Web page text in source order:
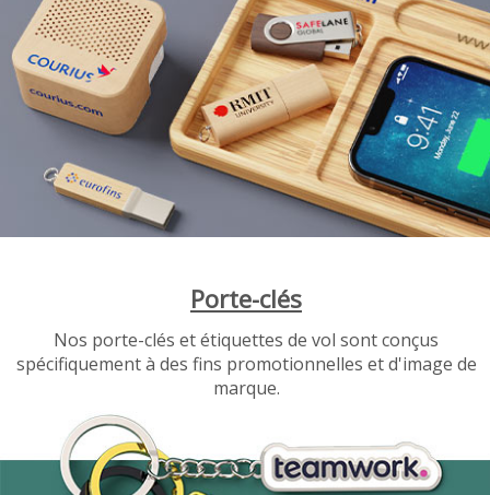
Porte-clés
Nos porte-clés et étiquettes de vol sont conçus
spécifiquement à des fins promotionnelles et d'image de
marque.